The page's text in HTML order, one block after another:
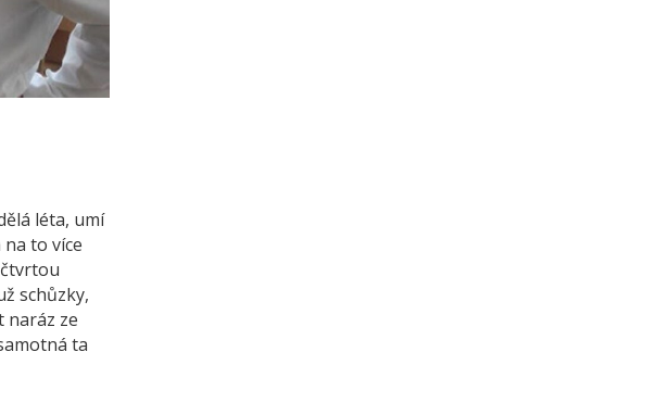
léta, umí
to více
schůzky,
naráz ze
ta